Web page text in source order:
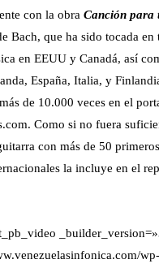
con la obra Canción para
Bach, que ha sido tocada en
en EEUU y Canadá, así
España, Italia, y
de 10.000 veces en el
Como si no fuera
con más de 50
la incluye en el
wp-